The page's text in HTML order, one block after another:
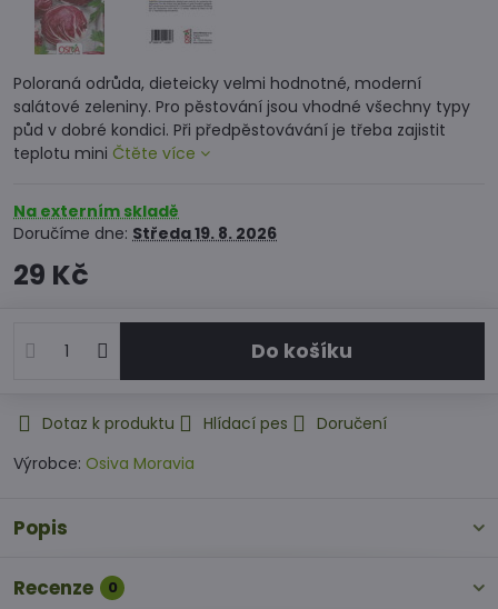
Poloraná odrůda, dieteicky velmi hodnotné, moderní
salátové zeleniny. Pro pěstování jsou vhodné všechny typy
půd v dobré kondici. Při předpěstovávání je třeba zajistit
teplotu mini Čtěte více
Na externím skladě
Doručíme dne: Středa19. 8. 2026
29 Kč
Do košíku
Dotaz k produktu Hlídací pes
Doručení
Výrobce: Osiva Moravia
Popis
Recenze 0